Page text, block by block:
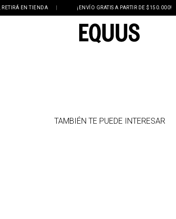
EN TIENDA | ¡ENVÍO GRATIS A PARTIR DE $150.000! |
TAMBIÉN TE PUEDE INTERESAR